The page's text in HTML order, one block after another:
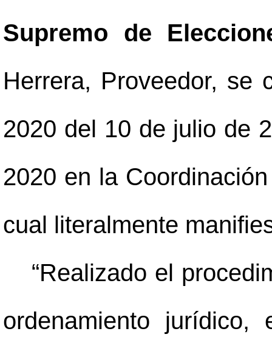
Supremo de
Herrera, Proveedor, se
2020 del 10 de julio de
2020 en la
cual literalmente
“Realizado el
ordenamiento jurídico,